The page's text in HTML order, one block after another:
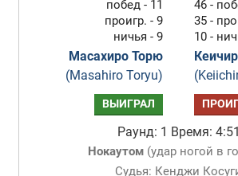
побед - 11
проигр. - 9
ничья - 9
Масахиро Торю
(Masahiro Toryu)
46 -
35 -
10 -
ВЫИГРАЛ
Раунд: 1 Время: 4:51
Нокаутом(удар ногой в
Судья: Кенджи